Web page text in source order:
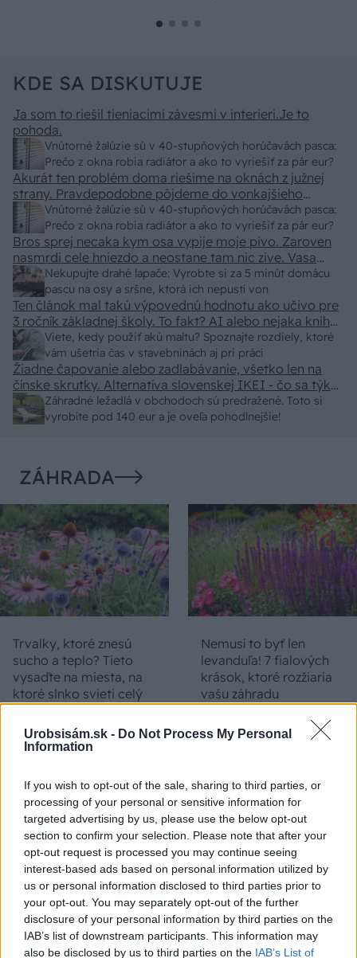
Urobsisám.sk - Do Not Process My Personal
Information
If you wish to opt-out of the sale, sharing to third parties, or
processing of your personal or sensitive information for
targeted advertising by us, please use the below opt-out
section to confirm your selection. Please note that after your
opt-out request is processed you may continue seeing
interest-based ads based on personal information utilized by
us or personal information disclosed to third parties prior to
your opt-out. You may separately opt-out of the further
disclosure of your personal information by third parties on the
IAB’s list of downstream participants. This information may
also be disclosed by us to third parties on the IAB’s List of
KDE SA DISKUTUJE
Vnútorné žalúzie sú v 40-stupňových horúčavách pasca:
Prečo z okna robia radiátor a ako to vyriešiť za pár eur?
Ja som to riešil tieniacimi závesmi v interieri.Je to
pohoda.
Vnútorné žalúzie sú v 40-stupňových horúčavách pasca:
Prečo z okna robia radiátor a ako to vyriešiť za pár eur?
Akurát ten problém doma riešime na oknách z južnej
strany. Pravdepodobne pôjdeme do vonkajšieho
tienenia na spôsob markízy 250x150cm. Čínsky
predajcovia idú okolo 100 eur kus.
Nekupujte drahé lapače: Vyrobte si za 5 minút domácu
pascu na osy a sršne, ktorá ich nepustí von
Bros sprej necaka kym osa vypije moje pivo. Zaroven
nasmrdi cele hniezdo a neostane tam nic zive. Vasa
pasca naucinke moc efektivne. Skor pritiahne slimaky
Viete, kedy použiť akú maltu? Spoznajte rozdiely, ktoré
vám ušetria čas v stavebninách aj pri práci
Ten článok mal takú výpovednú hodnotu ako učivo pre
3 ročník základnej školy. To fakt? AI alebo nejaka kniha
z VŠ? Dnešné rychlotvrdnuce malty - pevnosť 40 Mpa a
doba schnutia tak 15 minut , k tomu vodotesné s
kryštálikou. A rozdiel - schnutie a zretie. Nič?
Záhradné ležadlá v obchodoch sú predražené. Toto si
vyrobíte pod 140 eur a je oveľa pohodlnejšie!
Žiadne čapovanie alebo zadlabávanie, všetko len na
čínske skrutky. Alternatíva slovenskej IKEI - čo sa týka
pevnosti. Autor si nedal veľa námahy s remeselným
spracovaním, škoda. No lepšie než ten odpad z DTD
ZÁHRADA
Trvalky, ktoré znesú
sucho a teplo? Tieto
vysaďte na miesta, na
ktoré slnko svieti celý
Nemusí to byť len
levanduľa! 7 fialových
krások, ktoré rozžiaria
vašu záhradu
Môže aspirín zachrániť
ochabnuté izbové
rastliny? Pravda vás
možno prekvapí
Júlový reštart uhoriek
nakladačiek: Ako ich
podporiť k druhej vlne
kvitnutia?